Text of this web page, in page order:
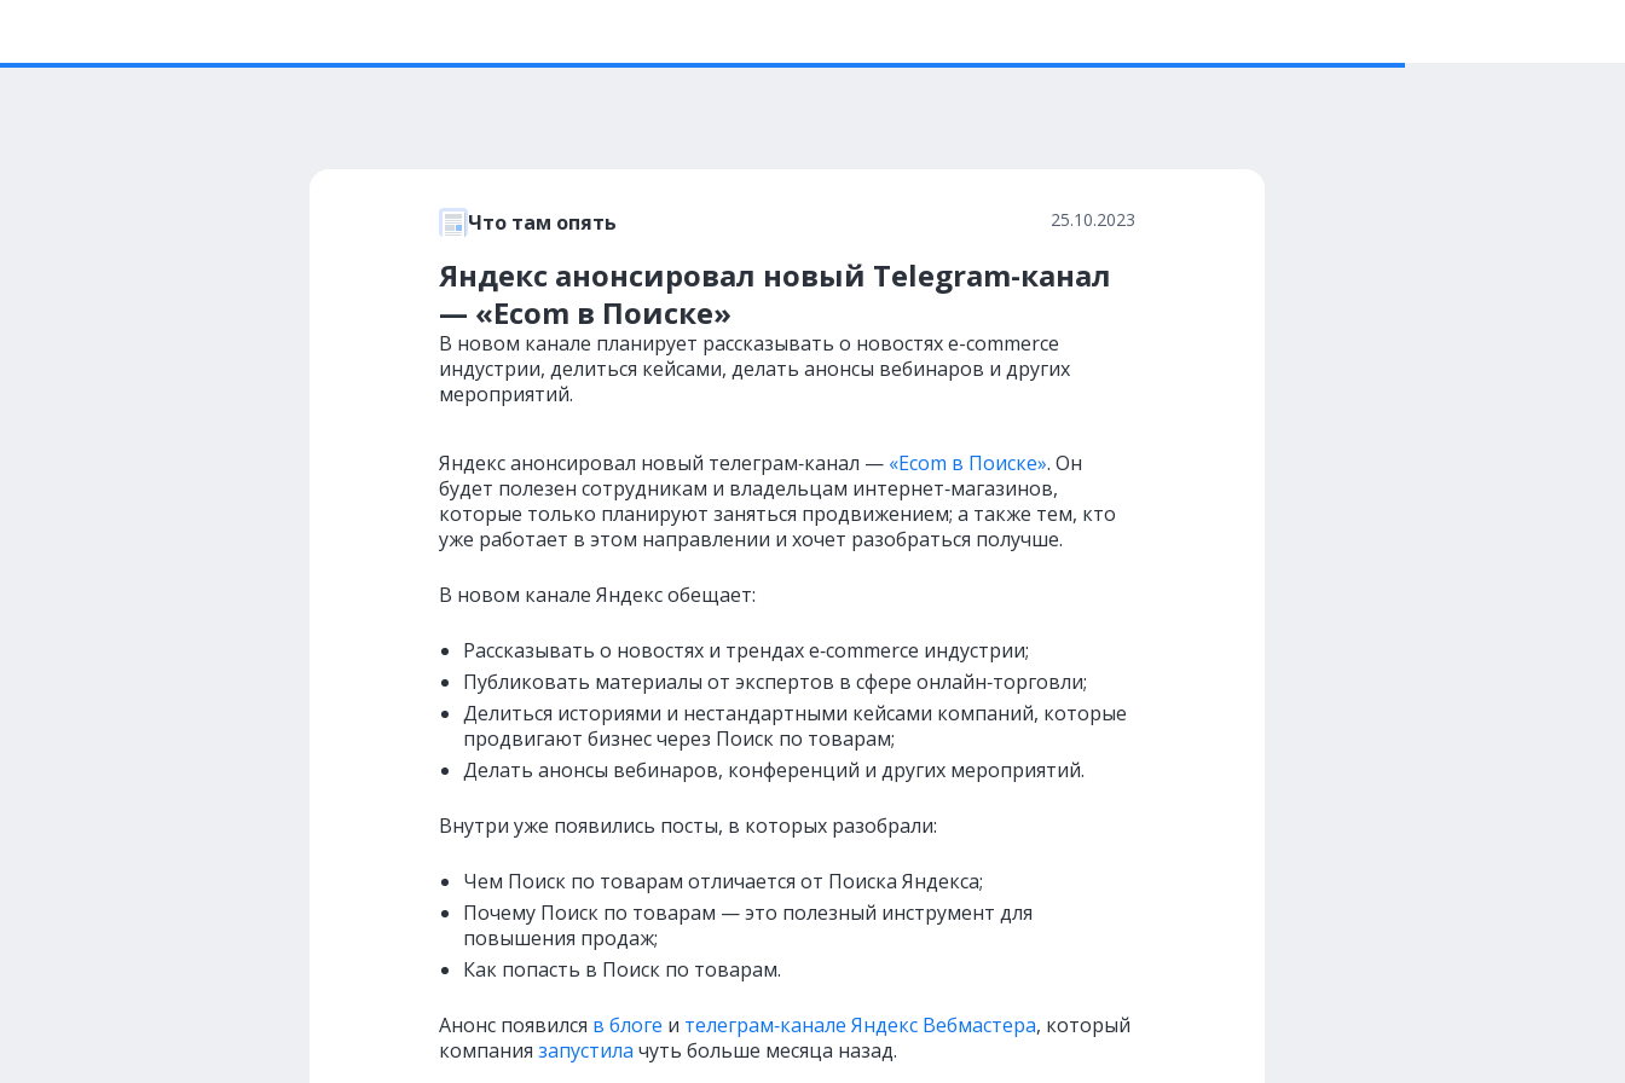
Что там опять 25.10.2023
Яндекс анонсировал новый Telegram-канал
— «Ecom в Поиске»
В новом канале планирует рассказывать о новостях e-commerce
индустрии, делиться кейсами, делать анонсы вебинаров и других
мероприятий.
Яндекс анонсировал новый телеграм‑канал — «Ecom в Поиске». Он
будет полезен сотрудникам и владельцам интернет‑магазинов,
которые только планируют заняться продвижением; а также тем, кто
уже работает в этом направлении и хочет разобраться получше.
В новом канале Яндекс обещает:
Рассказывать о новостях и трендах e‑commerce индустрии;
Публиковать материалы от экспертов в сфере онлайн‑торговли;
Делиться историями и нестандартными кейсами компаний, которые
продвигают бизнес через Поиск по товарам;
Делать анонсы вебинаров, конференций и других мероприятий.
Внутри уже появились посты, в которых разобрали:
Чем Поиск по товарам отличается от Поиска Яндекса;
Почему Поиск по товарам — это полезный инструмент для
повышения продаж;
Как попасть в Поиск по товарам.
Анонс появился в блоге и телеграм‑канале Яндекс Вебмастера, который
компания запустила чуть больше месяца назад.